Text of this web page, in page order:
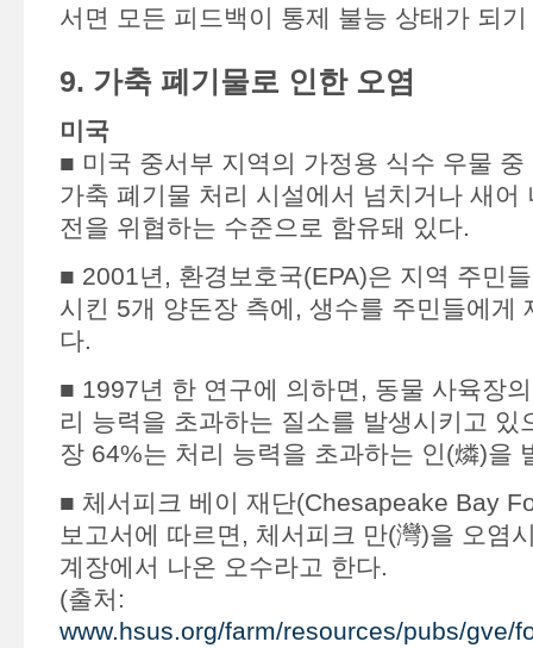
서면 모든 피드백이 통제 불능 상태가 되
9. 가축 폐기물로 인한 오염
미국
■ 미국 중서부 지역의 가정용 식수 우물
가축 폐기물 처리 시설에서 넘치거나 새어
전을 위협하는 수준으로 함유돼 있다.
■ 2001년, 환경보호국(EPA)은 지역 주민
시킨 5개 양돈장 측에, 생수를 주민들에게
다.
■ 1997년 한 연구에 의하면, 동물 사육장
리 능력을 초과하는 질소를 발생시키고 있
장 64%는 처리 능력을 초과하는 인(燐)을
■ 체서피크 베이 재단(Chesapeake Bay
보고서에 따르면, 체서피크 만(灣)을 오염
계장에서 나온 오수라고 한다.
(출처:
www.hsus.org/farm/resources/pubs/gve/